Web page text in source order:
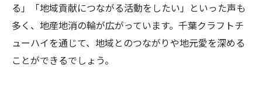
る」「地域貢献につながる活動をしたい」といった声も
多く、地産地消の輪が広がっています。千葉クラフトチ
ューハイを通じて、地域とのつながりや地元愛を深める
ことができるでしょう。